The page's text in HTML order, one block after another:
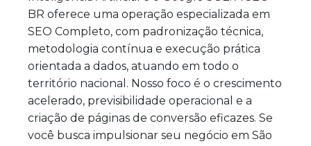
BR oferece uma operação especializada em
SEO Completo, com padronização técnica,
metodologia contínua e execução prática
orientada a dados, atuando em todo o
território nacional. Nosso foco é o crescimento
acelerado, previsibilidade operacional e a
criação de páginas de conversão eficazes. Se
você busca impulsionar seu negócio em São